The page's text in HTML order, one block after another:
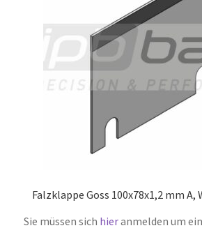
Falzklappe Goss 100x78x1,2 mm A,
Sie müssen sich hieranmelden um